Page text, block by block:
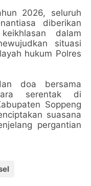
2026, seluruh
diberikan
dalam
situasi
hukum Polres
doa bersama
serentak di
Soppeng
suasana
pergantian